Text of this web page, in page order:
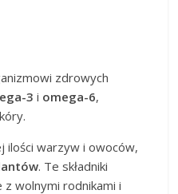
zdrowych
3 i omega-6,
ilości warzyw i owoców,
. Te składniki
wolnymi rodnikami i